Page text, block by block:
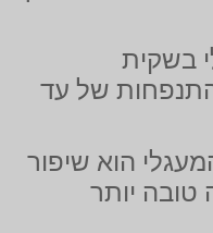
בשקית
של עד
הוא שיפור
טובה יותר